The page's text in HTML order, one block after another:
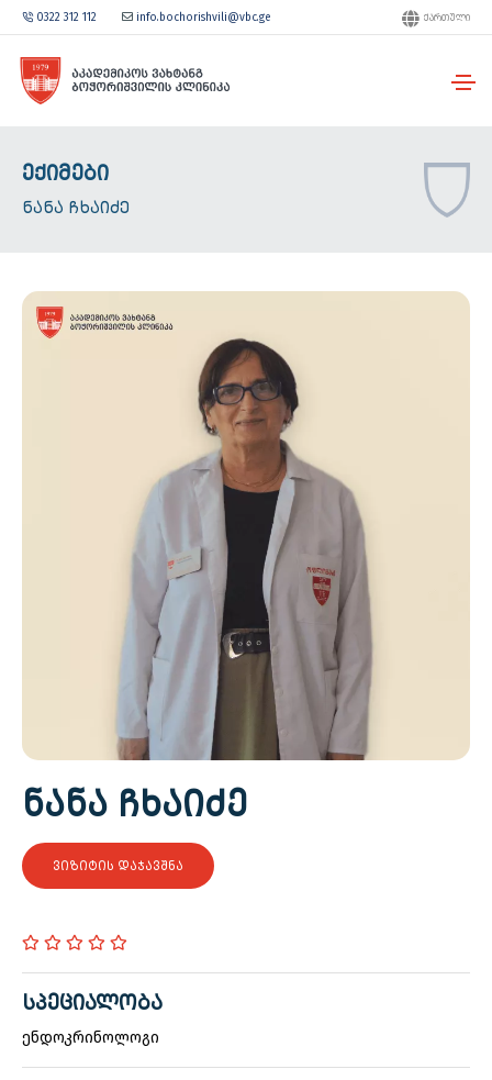
0322 312 112 info.bochorishvili@vbc.ge ᲥᲐᲠᲗᲣᲚᲘ
ᲔᲥᲘᲛᲔᲑᲘ
ᲜᲐᲜᲐ ᲩᲮᲐᲘᲫᲔ
ᲜᲐᲜᲐ ᲩᲮᲐᲘᲫᲔ
ᲕᲘᲖᲘᲢᲘᲡ ᲓᲐᲯᲐᲕᲨᲜᲐ
ᲡᲞᲔᲪᲘᲐᲚᲝᲑᲐ
ენდოკრინოლოგი